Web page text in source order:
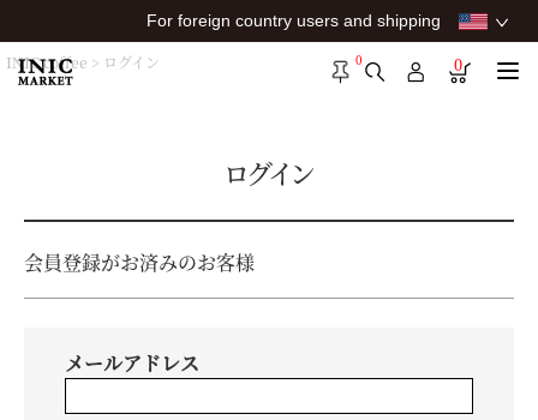
For foreign country users and shipping
0 0
INIC coffee ログイン
ログイン
会員登録がお済みのお客様
メールアドレス